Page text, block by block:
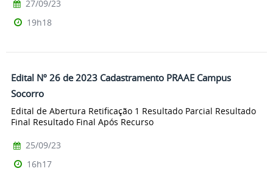
27/09/23
19h18
Edital Nº 26 de 2023 Cadastramento PRAAE Campus
Socorro
Edital de Abertura Retificação 1 Resultado Parcial Resultado
Final Resultado Final Após Recurso
25/09/23
16h17